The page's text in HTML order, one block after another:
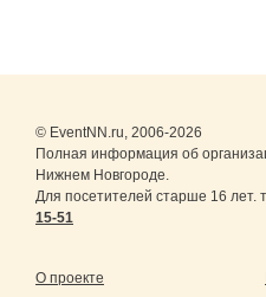
© EventNN.ru, 2006-2026
Полная информация об
Нижнем Новгороде.
Для посетителей старше 16 лет.
15-51
О проекте